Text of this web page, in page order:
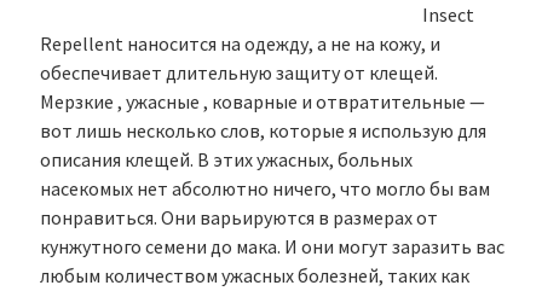
Insect
Repellent наносится на одежду, а не на кожу, и
обеспечивает длительную защиту от клещей.
Мерзкие , ужасные , коварные и отвратительные —
вот лишь несколько слов, которые я использую для
описания клещей. В этих ужасных, больных
насекомых нет абсолютно ничего, что могло бы вам
понравиться. Они варьируются в размерах от
кунжутного семени до мака. И они могут заразить вас
любым количеством ужасных болезней, таких как